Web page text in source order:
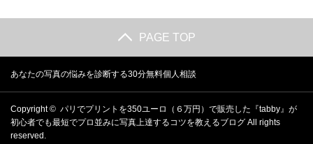
PAGE TOP
あなたの写真の悩みを診断する30分無料個人相談
Copyright © パリでプリントを350ユーロ（６万円）で販売した『tabby』が
初心者でも最短でプロ並みに写真上達するコツを教えるブログ All rights
reserved.